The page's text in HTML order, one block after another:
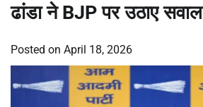
ढांडा ने BJP पर उठाए सवाल
Posted on April 18, 2026